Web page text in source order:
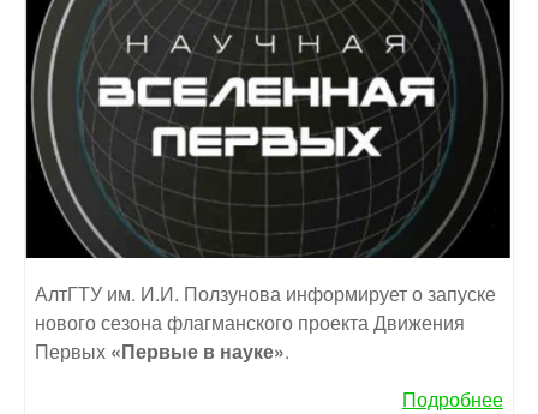
АлтГТУ им. И.И. Ползунова информирует о запуске
нового сезона флагманского проекта Движения
Первых «Первые в науке».
Подробнее